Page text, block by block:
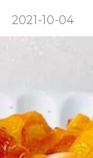
2021-10-04